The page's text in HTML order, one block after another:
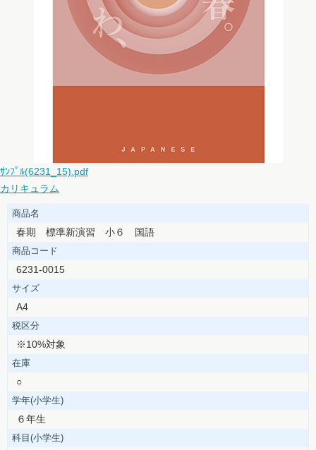
ｻﾝﾌﾟﾙ(6231_15).pdf
カリキュラム
商品名
春期 標準新演習 小６ 国語
商品コード
6231-0015
サイズ
A4
税区分
※10%対象
在庫
○
学年(小学生)
６年生
科目(小学生)